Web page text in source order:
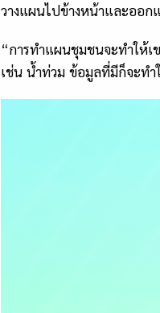
วางแผนไปข้างหน้าและออ
“การทำแผนชุมชนจะทำให้เ
เช่น น้ำท่วม ข้อมูลที่มีก็จะท